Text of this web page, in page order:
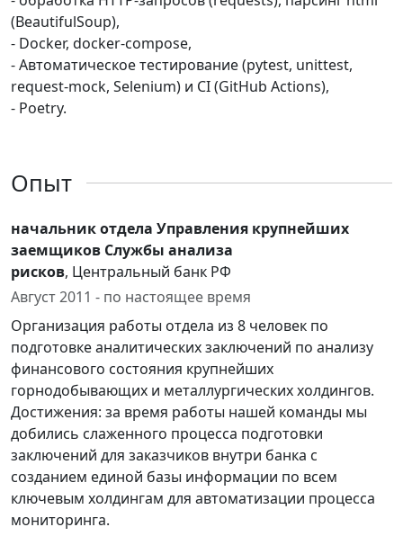
(BeautifulSoup),
- Docker, docker-compose,
- Aвтоматическое тестирование (pytest, unittest,
request-mock, Selenium) и CI (GitHub Actions),
- Poetry.
Опыт
начальник отдела Управления крупнейших
заемщиков Службы анализа
рисков, Центральный банк РФ
Август 2011 - по настоящее время
Организация работы отдела из 8 человек по
подготовке аналитических заключений по анализу
финансового состояния крупнейших
горнодобывающих и металлургических холдингов.
Достижения: за время работы нашей команды мы
добились слаженного процесса подготовки
заключений для заказчиков внутри банка с
созданием единой базы информации по всем
ключевым холдингам для автоматизации процесса
мониторинга.